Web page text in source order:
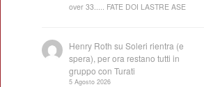
over 33..... FATE DOI LASTRE ASE
Henry Roth suSoleri rientra (e
spera), per ora restano tutti in
gruppo con Turati
5 Agosto 2026